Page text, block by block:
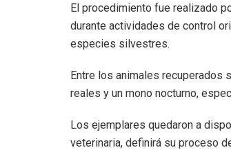
El procedimiento fue realizado
durante actividades de control
especies silvestres.
Entre los animales recuperados
reales y un mono nocturno,
Los ejemplares quedaron a
veterinaria, definirá su proceso